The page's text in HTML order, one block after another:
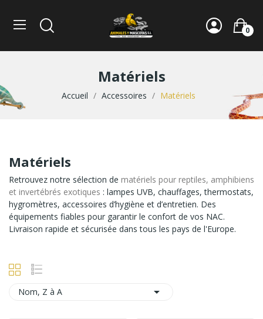
0
Matériels
Accueil Accessoires Matériels
Matériels
Retrouvez notre sélection de matériels pour reptiles, amphibiens
et invertébrés exotiques : lampes UVB, chauffages, thermostats,
hygromètres, accessoires d’hygiène et d’entretien. Des
équipements fiables pour garantir le confort de vos NAC.
Livraison rapide et sécurisée dans tous les pays de l'Europe.
Nom, Z à A 